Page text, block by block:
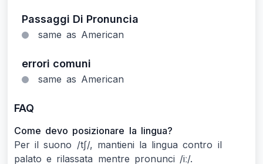
Passaggi Di Pronuncia
same as American
errori comuni
same as American
FAQ
Come devo posizionare la lingua?
Per il suono /tʃ/, mantieni la lingua contro il
palato e rilassata mentre pronunci /iː/.